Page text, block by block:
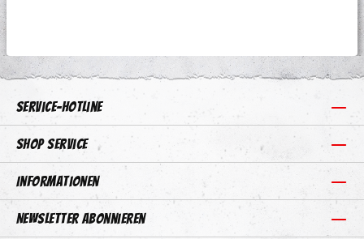
Service-Hotline
Shop Service
Informationen
Newsletter abonnieren